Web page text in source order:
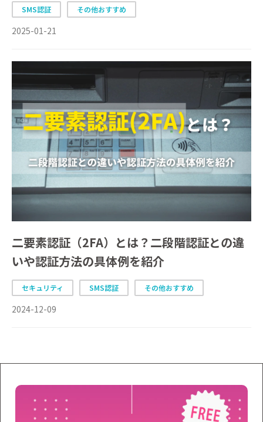
SMS認証 その他おすすめ
2025-01-21
二要素認証（2FA）とは？二段階認証との違
いや認証方法の具体例を紹介
セキュリティ SMS認証 その他おすすめ
2024-12-09